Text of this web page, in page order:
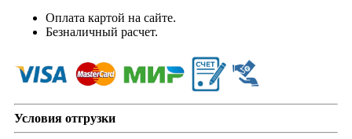
Оплата картой на сайте.
Безналичный расчет.
Условия отгрузки